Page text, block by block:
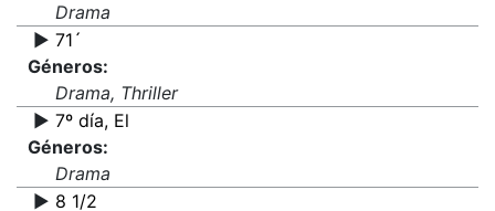
Drama
▶️ 71´
Géneros:
Drama, Thriller
▶️ 7º día, El
Géneros:
Drama
▶️ 8 1/2